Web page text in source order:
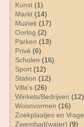
Kunst (1)
Markt (14)
Muziek (17)
Oorlog (2)
Parken (13)
Privé (6)
Scholen (16)
Sport (12)
Station (12)
Villa's (26)
Winkels/Bedrijven (12)
Woonvormen (16)
Zoekplaatjes en
Zwembad(water) (9)